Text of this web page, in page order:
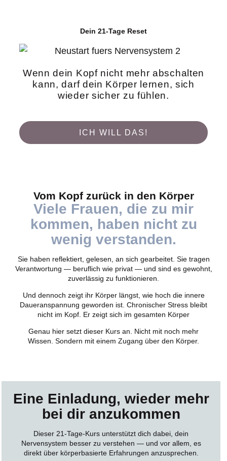
Dein 21-Tage Reset
Wenn dein Kopf nicht mehr abschalten
kann,darf dein Körper lernen, sich
wieder sicher zu fühlen.
ICH WILL DAS!
Vom Kopf zurück in den Körper
Viele Frauen, die zu mir
kommen, haben nicht zu
wenig verstanden.
Sie haben reflektiert, gelesen, an sich gearbeitet. Sie tragen
Verantwortung — beruflich wie privat — und sind es gewohnt,
zuverlässig zu funktionieren.
Und dennoch zeigt ihr Körper längst, wie hoch die innere
Daueranspannung geworden ist. Chronischer Stress bleibt
nicht im Kopf. Er zeigt sich im gesamten Körper
Genau hier setzt dieser Kurs an. Nicht mit noch mehr
Wissen. Sondern mit einem Zugang über den Körper.
Eine Einladung, wieder mehr
bei dir anzukommen
Dieser 21-Tage-Kurs unterstützt dich dabei, dein
Nervensystem besser zu verstehen — und vor allem, es
direkt über körperbasierte Erfahrungen anzusprechen.